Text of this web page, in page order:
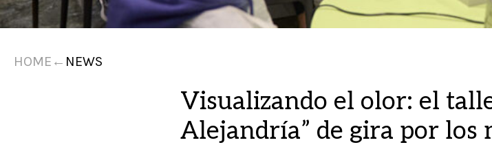
HOME ← NEWS
Visualizando el olor: el
Alejandría” de gira por los